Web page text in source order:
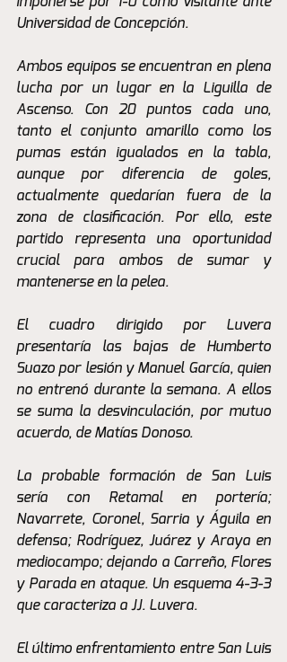
Universidad de Concepción.
Ambos equipos se encuentran en plena
lucha por un lugar en la Liguilla de
Ascenso. Con 20 puntos cada uno,
tanto el conjunto amarillo como los
pumas están igualados en la tabla,
aunque por diferencia de goles,
actualmente quedarían fuera de la
zona de clasificación. Por ello, este
partido representa una oportunidad
crucial para ambos de sumar y
mantenerse en la pelea.
El cuadro dirigido por Luvera
presentaría las bajas de Humberto
Suazo por lesión y Manuel García, quien
no entrenó durante la semana. A ellos
se suma la desvinculación, por mutuo
acuerdo, de Matías Donoso.
La probable formación de San Luis
sería con Retamal en portería;
Navarrete, Coronel, Sarria y Águila en
defensa; Rodríguez, Juárez y Araya en
mediocampo; dejando a Carreño, Flores
y Parada en ataque. Un esquema 4-3-3
que caracteriza a JJ. Luvera.
El último enfrentamiento entre San Luis